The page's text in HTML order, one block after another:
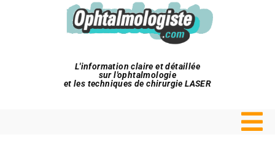
L'information claire et détaillée
sur l'ophtalmologie
et les techniques de chirurgie LASER